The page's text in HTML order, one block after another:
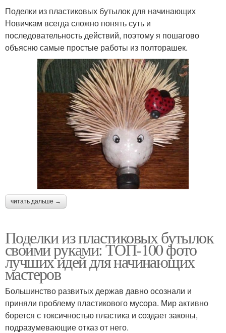
Поделки из пластиковых бутылок для начинающих
Новичкам всегда сложно понять суть и
последовательность действий, поэтому я пошагово
объясню самые простые работы из полторашек.
читать дальше →
Поделки из пластиковых бутылок
своими руками: ТОП-100 фото
лучших идей для начинающих
мастеров
Большинство развитых держав давно осознали и
приняли проблему пластикового мусора. Мир активно
борется с токсичностью пластика и создает законы,
подразумевающие отказ от него.